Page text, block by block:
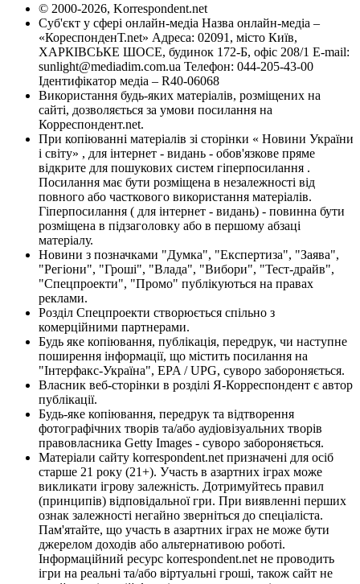
© 2000-2026, Korrespondent.net
Суб'єкт у сфері онлайн-медіа Назва онлайн-медіа –
«КореспонденТ.net» Адреса: 02091, місто Київ,
ХАРКІВСЬКЕ ШОСЕ, будинок 172-Б, офіс 208/1 E-mail:
sunlight@mediadim.com.ua Телефон: 044-205-43-00
Ідентифікатор медіа – R40-06068
Використання будь-яких матеріалів, розміщених на
сайті, дозволяється за умови посилання на
Корреспондент.net.
При копіюванні матеріалів зі сторінки « Новини України
і світу» , для інтернет - видань - обов'язкове пряме
відкрите для пошукових систем гіперпосилання .
Посилання має бути розміщена в незалежності від
повного або часткового використання матеріалів.
Гіперпосилання ( для інтернет - видань) - повинна бути
розміщена в підзаголовку або в першому абзаці
матеріалу.
Новини з позначками "Думка", "Експертиза", "Заява",
"Регіони", "Гроші", "Влада", "Вибори", "Тест-драйв",
"Спецпроекти", "Промо" публікуються на правах
реклами.
Розділ Спецпроекти створюється спільно з
комерційними партнерами.
Будь яке копіювання, публікація, передрук, чи наступне
поширення інформації, що містить посилання на
"Інтерфакс-Україна", EPA / UPG, суворо забороняється.
Власник веб-сторінки в розділі Я-Корреспондент є автор
публікації.
Будь-яке копіювання, передрук та відтворення
фотографічних творів та/або аудіовізуальних творів
правовласника Getty Images - суворо забороняється.
Матеріали сайту korrespondent.net призначені для осіб
старше 21 року (21+). Участь в азартних іграх може
викликати ігрову залежність. Дотримуйтесь правил
(принципів) відповідальної гри. При виявленні перших
ознак залежності негайно зверніться до спеціаліста.
Пам'ятайте, що участь в азартних іграх не може бути
джерелом доходів або альтернативою роботі.
Інформаційний ресурс korrespondent.net не проводить
ігри на реальні та/або віртуальні гроші, також сайт не